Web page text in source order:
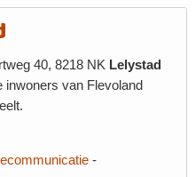
40, 8218 NK Lelystad
van Flevoland
-